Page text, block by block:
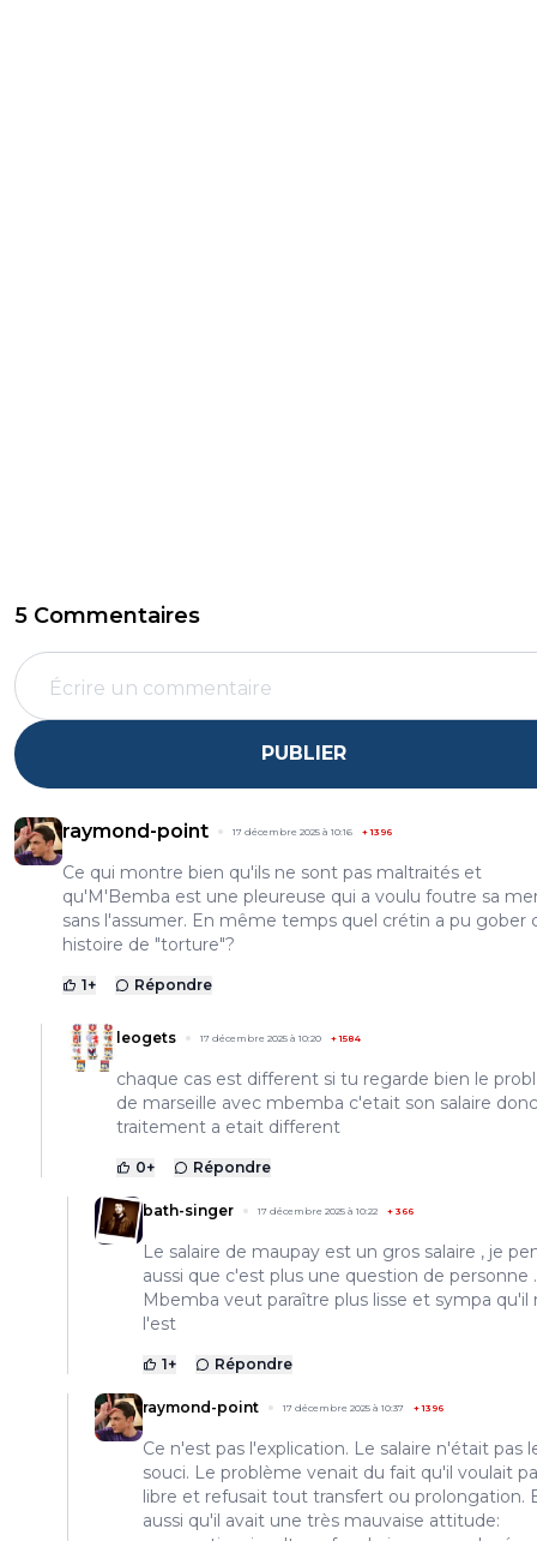
5 Commentaires
PUBLIER
raymond-point 17 décembre 2025 à 10:16 +1396
Ce qui montre bien qu'ils ne sont pas maltraités et
qu'M'Bemba est une pleureuse qui a voulu foutre sa
sans l'assumer. En même temps quel crétin a pu gober
histoire de "torture"?
1+ Répondre
leogets 17 décembre 2025 à 10:20 +1584
chaque cas est different si tu regarde bien le
de marseille avec mbemba c'etait son salaire
traitement a etait different
0+ Répondre
bath-singer 17 décembre 2025 à 10:22 + 366
Le salaire de maupay est un gros salaire , je
aussi que c'est plus une question de personne
Mbemba veut paraître plus lisse et sympa qu'il
l'est
1+ Répondre
raymond-point 17 décembre 2025 à 10:37 +1396
Ce n'est pas l'explication. Le salaire n'était pas
souci. Le problème venait du fait qu'il voulait
libre et refusait tout transfert ou prolongation.
aussi qu'il avait une très mauvaise attitude: